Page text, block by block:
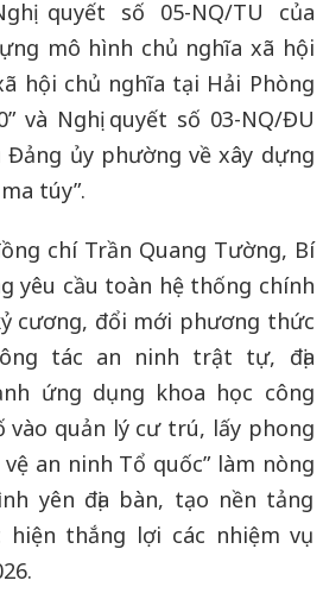
quyết số 05-NQ/TU của
mô hình chủ nghĩa xã hội
hội chủ nghĩa tại Hải Phòng
và Nghị quyết số 03-NQ/ĐU
Đảng ủy phường về xây dựng
túy”.
chí Trần Quang Tường, Bí
yêu cầu toàn hệ thống chính
cương, đổi mới phương thức
tác an ninh trật tự, địa
ứng dụng khoa học công
vào quản lý cư trú, lấy phong
an ninh Tổ quốc” làm nòng
yên địa bàn, tạo nền tảng
hiện thắng lợi các nhiệm vụ